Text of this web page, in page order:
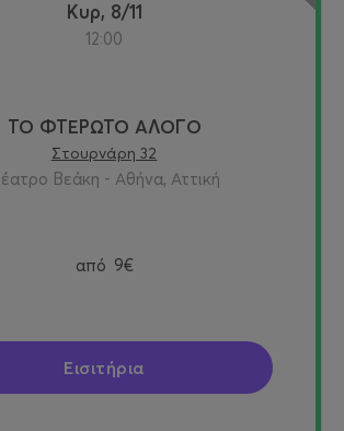
Κυρ, 8/11
12:00
ΤΟ ΦΤΕΡΩΤΟ ΑΛΟΓΟ
Στουρνάρη 32
Βεάκη - Αθήνα, Αττική
από 9€
Εισιτήρια